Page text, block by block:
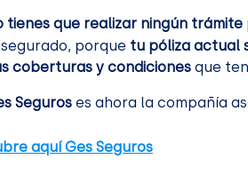
tienes que realizar ningún trámite
porque tu póliza actual
coberturas y condiciones que
Seguros es ahora la compañía
aquí Ges Seguros